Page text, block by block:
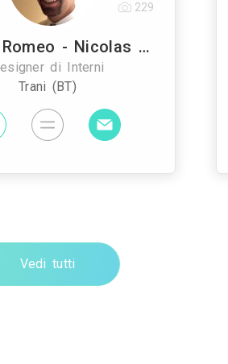
Ateliers Romeo - Nicolas Dubois
di Interni
Trani (BT)
229
Vedi tutti